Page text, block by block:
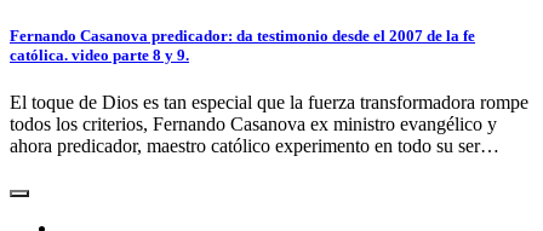
Fernando Casanova predicador: da testimonio desde el 2007 de la fe
católica. video parte 8 y 9.
El toque de Dios es tan especial que la fuerza transformadora rompe
todos los criterios, Fernando Casanova ex ministro evangélico y
ahora predicador, maestro católico experimento en todo su ser…